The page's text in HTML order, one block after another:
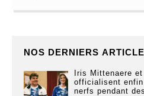
NOS DERNIERS
Iris Mittenaere
officialisent
nerfs pendant